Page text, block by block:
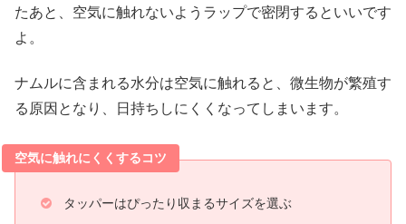
たあと、空気に触れないようラップで密閉するといいです
よ。
ナムルに含まれる水分は空気に触れると、微生物が繁殖す
る原因となり、日持ちしにくくなってしまいます。
空気に触れにくくするコツ
タッパーはぴったり収まるサイズを選ぶ